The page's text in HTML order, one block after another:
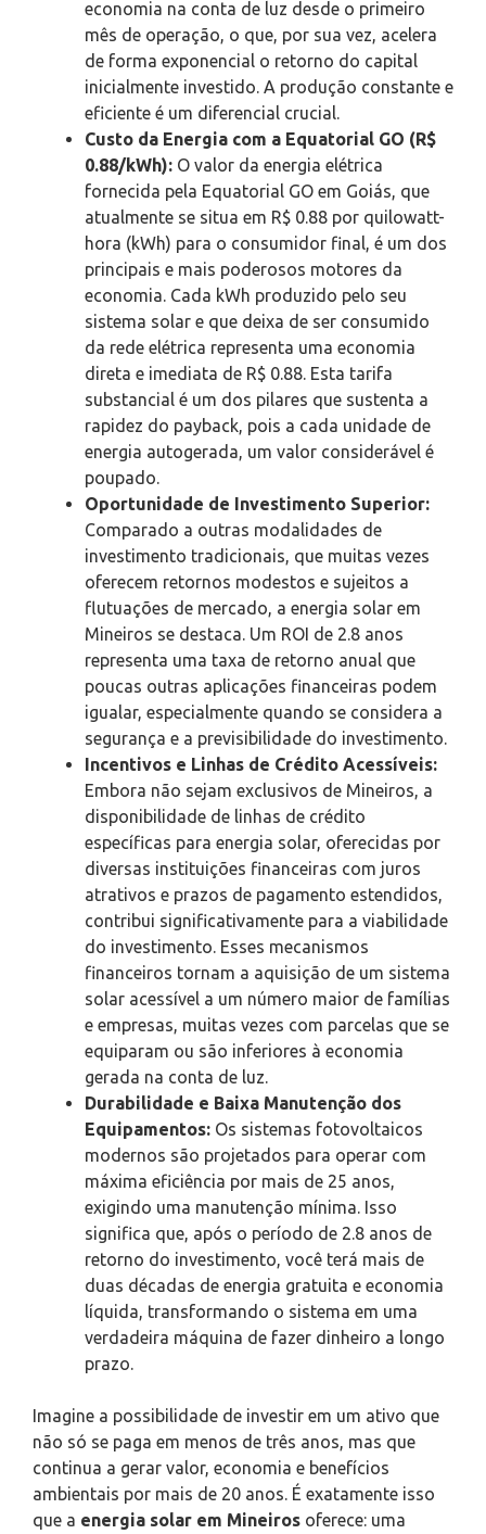
economia na conta de luz desde o primeiro
mês de operação, o que, por sua vez, acelera
de forma exponencial o retorno do capital
inicialmente investido. A produção constante e
eficiente é um diferencial crucial.
Custo da Energia com a Equatorial GO (R$
0.88/kWh): O valor da energia elétrica
fornecida pela Equatorial GO em Goiás, que
atualmente se situa em R$ 0.88 por quilowatt-
hora (kWh) para o consumidor final, é um dos
principais e mais poderosos motores da
economia. Cada kWh produzido pelo seu
sistema solar e que deixa de ser consumido
da rede elétrica representa uma economia
direta e imediata de R$ 0.88. Esta tarifa
substancial é um dos pilares que sustenta a
rapidez do payback, pois a cada unidade de
energia autogerada, um valor considerável é
poupado.
Oportunidade de Investimento Superior:
Comparado a outras modalidades de
investimento tradicionais, que muitas vezes
oferecem retornos modestos e sujeitos a
flutuações de mercado, a energia solar em
Mineiros se destaca. Um ROI de 2.8 anos
representa uma taxa de retorno anual que
poucas outras aplicações financeiras podem
igualar, especialmente quando se considera a
segurança e a previsibilidade do investimento.
Incentivos e Linhas de Crédito Acessíveis:
Embora não sejam exclusivos de Mineiros, a
disponibilidade de linhas de crédito
específicas para energia solar, oferecidas por
diversas instituições financeiras com juros
atrativos e prazos de pagamento estendidos,
contribui significativamente para a viabilidade
do investimento. Esses mecanismos
financeiros tornam a aquisição de um sistema
solar acessível a um número maior de famílias
e empresas, muitas vezes com parcelas que se
equiparam ou são inferiores à economia
gerada na conta de luz.
Durabilidade e Baixa Manutenção dos
Equipamentos: Os sistemas fotovoltaicos
modernos são projetados para operar com
máxima eficiência por mais de 25 anos,
exigindo uma manutenção mínima. Isso
significa que, após o período de 2.8 anos de
retorno do investimento, você terá mais de
duas décadas de energia gratuita e economia
líquida, transformando o sistema em uma
verdadeira máquina de fazer dinheiro a longo
prazo.
Imagine a possibilidade de investir em um ativo que
não só se paga em menos de três anos, mas que
continua a gerar valor, economia e benefícios
ambientais por mais de 20 anos. É exatamente isso
que a energia solar em Mineiros oferece: uma